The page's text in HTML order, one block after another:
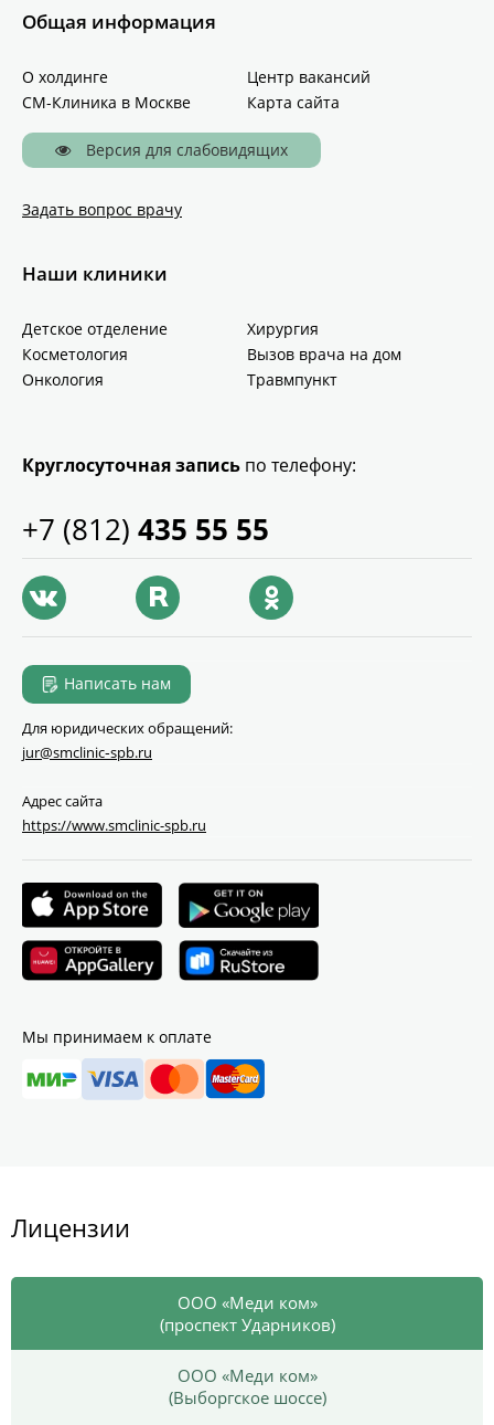
Общая информация
О холдинге
Центр вакансий
СМ-Клиника в Москве
Карта сайта
Версия для слабовидящих
Задать вопрос врачу
Наши клиники
Детское отделение
Хирургия
Косметология
Вызов врача на дом
Онкология
Травмпункт
Круглосуточная запись по телефону:
+7 (812) 435 55 55
Написать нам
Для юридических обращений:
jur@smclinic‑spb.ru
Адрес сайта
https://www.smclinic-spb.ru
Мы принимаем к оплате
Лицензии
ООО «Меди ком»
(проспект Ударников)
ООО «Меди ком»
(Выборгское шоссе)